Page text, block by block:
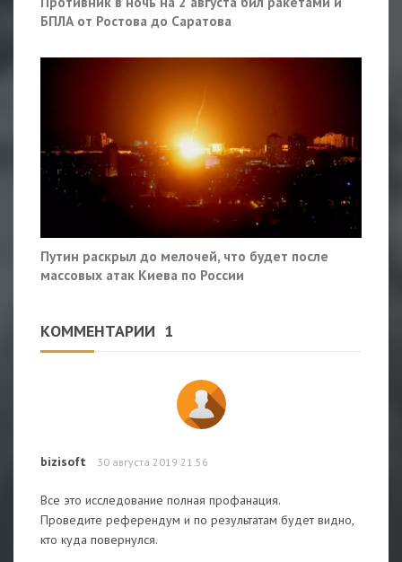
БПЛА от Ростова до Саратова
Путин раскрыл до мелочей, что будет после
массовых атак Киева по России
КОММЕНТАРИИ 1
bizisoft 30 августа 2019 21:56
Все это исследование полная профанация.
Проведите референдум и по результатам будет видно,
кто куда повернулся.